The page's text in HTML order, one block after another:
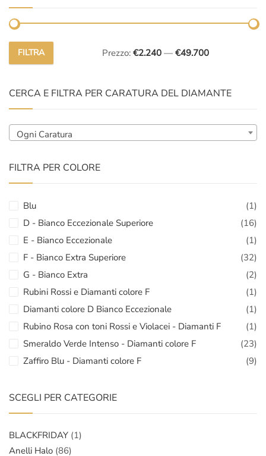
Prezzo
Prezzo
FILTRA Prezzo: €2.240— €49.700
CERCA E FILTRA PER CARATURA DEL DIAMANTE
Ogni Caratura
FILTRA PER COLORE
Blu
(1)
D - Bianco Eccezionale Superiore
(16)
E - Bianco Eccezionale
(1)
F - Bianco Extra Superiore
(32)
G - Bianco Extra
(2)
Rubini Rossi e Diamanti colore F
(1)
Diamanti colore D Bianco Eccezionale
(1)
Rubino Rosa con toni Rossi e Violacei - Diamanti F
(1)
Smeraldo Verde Intenso - Diamanti colore F
(23)
Zaffiro Blu - Diamanti colore F
(9)
SCEGLI PER CATEGORIE
BLACKFRIDAY (1)
Anelli Halo (86)